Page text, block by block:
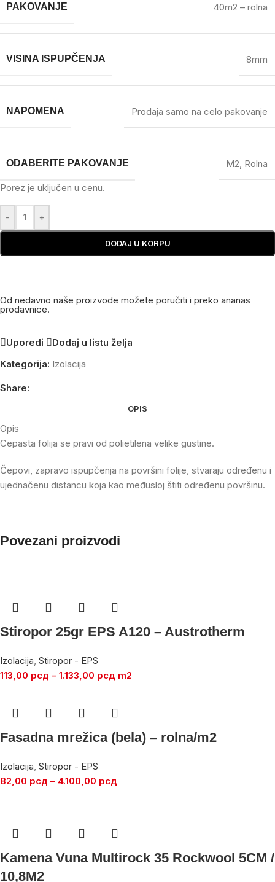
PAKOVANJE 40m2 – rolna
VISINA ISPUPČENJA 8mm
NAPOMENA Prodaja samo na celo pakovanje
ODABERITE PAKOVANJE M2, Rolna
Porez je uključen u cenu.
- +
DODAJ U KORPU
Od nedavno naše proizvode možete poručiti i preko ananas
prodavnice.
Uporedi
Dodaj u listu želja
Kategorija: Izolacija
Share:
OPIS
Opis
Cepasta folija se pravi od polietilena velike gustine.
Čepovi, zapravo ispupčenja na površini folije, stvaraju određenu i
ujednačenu distancu koja kao međusloj štiti određenu površinu.
Povezani proizvodi
Stiropor 25gr EPS A120 – Austrotherm
Izolacija, Stiropor - EPS
113,00 рсд – 1.133,00 рсд m2
Fasadna mrežica (bela) – rolna/m2
Izolacija, Stiropor - EPS
82,00 рсд – 4.100,00 рсд
Kamena Vuna Multirock 35 Rockwool 5CM /
10,8M2